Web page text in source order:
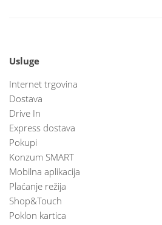
Usluge
Internet trgovina
Dostava
Drive In
Express dostava
Pokupi
Konzum SMART
Mobilna aplikacija
Plaćanje režija
Shop&Touch
Poklon kartica